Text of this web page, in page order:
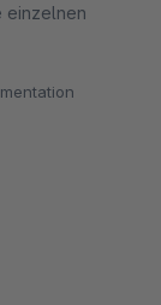
einzelnen